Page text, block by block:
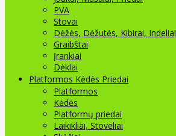
PVA
Stovai
Dėžės, Dėžutės, Kibirai, Indeliai
Graibštai
Įrankiai
Dėklai
Platformos Kėdės Priedai
Platformos
Kėdės
Platformų priedai
Laikikliai, Stoveliai